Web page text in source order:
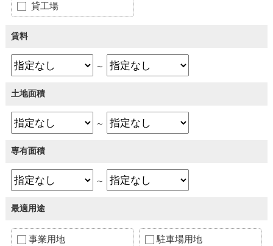
貸工場
賃料
～
土地面積
～
専有面積
～
最適用途
事業用地 駐車場用地